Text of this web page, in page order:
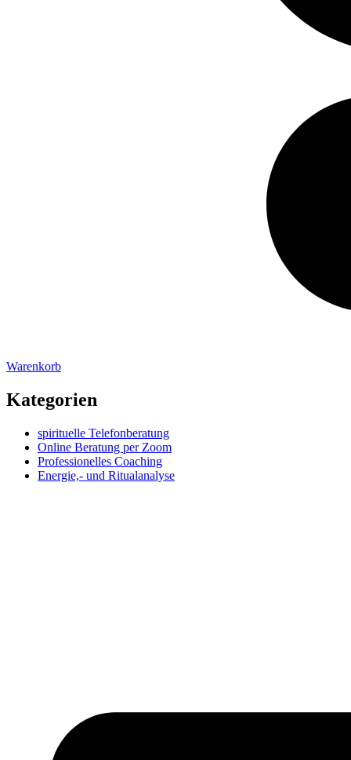
Warenkorb
Kategorien
spirituelle Telefonberatung
Online Beratung per Zoom
Professionelles Coaching
Energie,- und Ritualanalyse